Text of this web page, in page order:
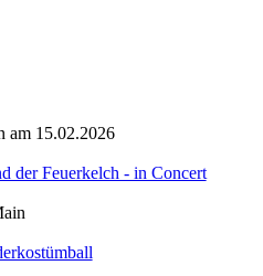
am 15.02.2026
der Feuerkelch - in Concert